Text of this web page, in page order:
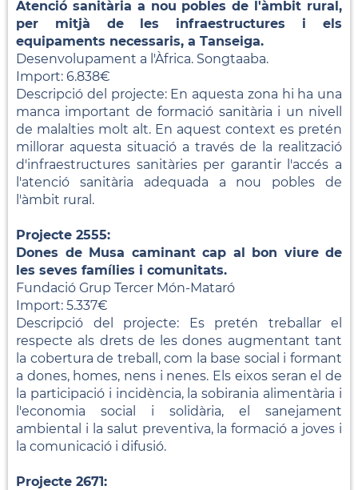
Atenció sanitària a nou pobles de l'àmbit rural,
per mitjà de les infraestructures i els
equipaments necessaris, a Tanseiga.
Desenvolupament a l'Àfrica. Songtaaba.
Import: 6.838€
Descripció del projecte: En aquesta zona hi ha una
manca important de formació sanitària i un nivell
de malalties molt alt. En aquest context es pretén
millorar aquesta situació a través de la realització
d'infraestructures sanitàries per garantir l'accés a
l'atenció sanitària adequada a nou pobles de
l'àmbit rural.
Projecte 2555:
Dones de Musa caminant cap al bon viure de
les seves famílies i comunitats.
Fundació Grup Tercer Món-Mataró
Import: 5.337€
Descripció del projecte: Es pretén treballar el
respecte als drets de les dones augmentant tant
la cobertura de treball, com la base social i formant
a dones, homes, nens i nenes. Els eixos seran el de
la participació i incidència, la sobirania alimentària i
l'economia social i solidària, el sanejament
ambiental i la salut preventiva, la formació a joves i
la comunicació i difusió.
Projecte 2671: